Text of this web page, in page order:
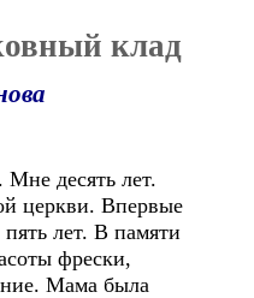
клад
десять лет.
церкви. Впервые
лет. В памяти
фрески,
Мама была